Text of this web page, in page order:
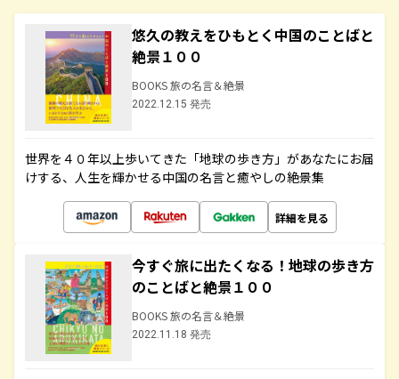
悠久の教えをひもとく中国のことばと
絶景１００
BOOKS 旅の名言＆絶景
2022.12.15 発売
世界を４０年以上歩いてきた「地球の歩き方」があなたにお届
けする、人生を輝かせる中国の名言と癒やしの絶景集
詳細を見る
今すぐ旅に出たくなる！地球の歩き方
のことばと絶景１００
BOOKS 旅の名言＆絶景
2022.11.18 発売